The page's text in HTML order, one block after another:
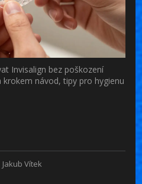
Invisalign bez poškození
návod, tipy pro hygienu
Jakub Vítek